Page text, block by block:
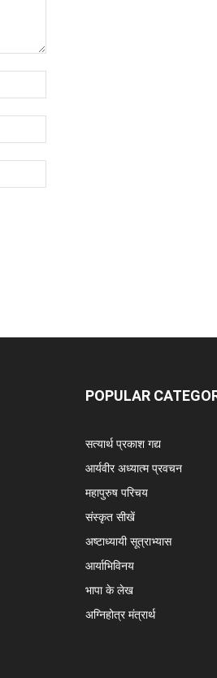
POPULAR
सत्यार्थ प्रकाश गद्य
आर्यवीर अध्यात्म प्रवचन
महापुरुष परिचय
संस्कृत सीखें
अष्टाध्यायी सूत्राभ्यास
आर्याभिविनय
भापा के लेख
अग्निहोत्र मंत्रार्थ